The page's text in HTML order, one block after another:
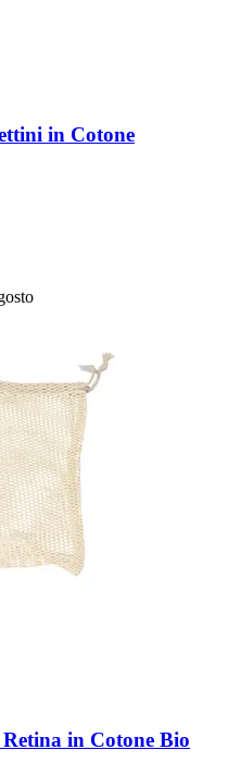
in Cotone
Retina in Cotone Bio